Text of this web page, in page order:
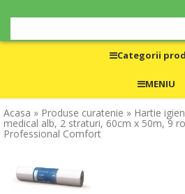
Categorii
MENIU
Acasa » Produse curatenie » Hartie
medical alb, 2 straturi, 60cm x 50m, 9
Professional Comfort